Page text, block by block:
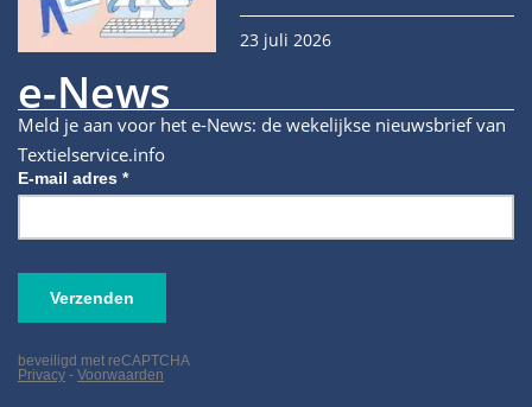
23 juli 2026
e-News
Meld je aan voor het e-News: de wekelijkse nieuwsbrief van
Textielservice.info